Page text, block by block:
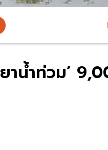
าน้ำท่วม’